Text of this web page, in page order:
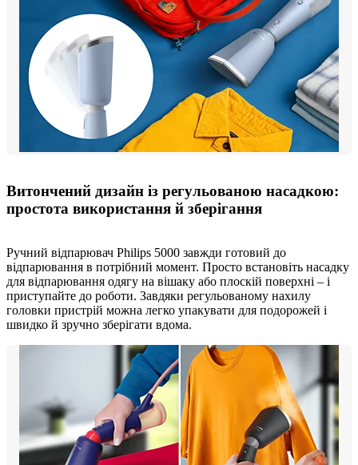
Витончений дизайн із регульованою насадкою:
простота використання й зберігання
Ручний відпарювач Philips 5000 завжди готовий до
відпарювання в потрібний момент. Просто встановіть насадку
для відпарювання одягу на вішаку або плоскій поверхні – і
приступайте до роботи. Завдяки регульованому нахилу
головки пристрій можна легко упакувати для подорожей і
швидко й зручно зберігати вдома.